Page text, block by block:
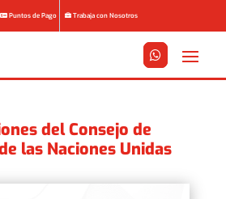
Puntos de Pago Trabaja con Nosotros



del Consejo de
las Naciones Unidas